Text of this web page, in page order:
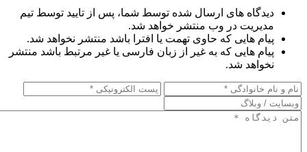
دیدگاه های ارسال شده توسط شما، پس از تایید توسط تیم
مدیریت در وب منتشر خواهد شد.
پیام هایی که حاوی تهمت یا افترا باشد منتشر نخواهد شد.
پیام هایی که به غیر از زبان فارسی یا غیر مرتبط باشد منتشر
نخواهد شد.